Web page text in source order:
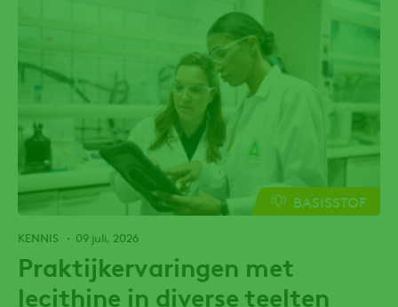
BASISSTOF
KENNIS 09 juli, 2026
Praktijkervaringen met
lecithine in diverse teelten